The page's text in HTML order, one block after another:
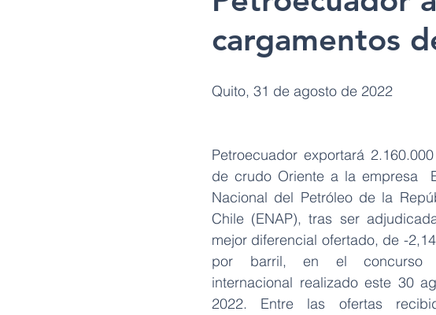
cargamentos
Quito, 31 de agosto de 2022
Petroecuador exportará
de crudo Oriente a la empresa
Nacional del Petróleo de la
Chile (ENAP), tras ser
mejor diferencial ofertado, de -
por barril, en el concurso
internacional realizado este 30
2022. Entre las ofertas